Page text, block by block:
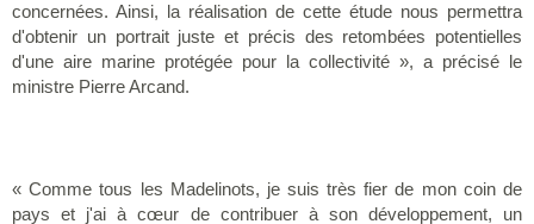
concernées. Ainsi, la réalisation de cette étude nous permettra
d'obtenir un portrait juste et précis des retombées potentielles
d'une aire marine protégée pour la collectivité », a précisé le
ministre Pierre Arcand.
« Comme tous les Madelinots, je suis très fier de mon coin de
pays et j'ai à cœur de contribuer à son développement, un